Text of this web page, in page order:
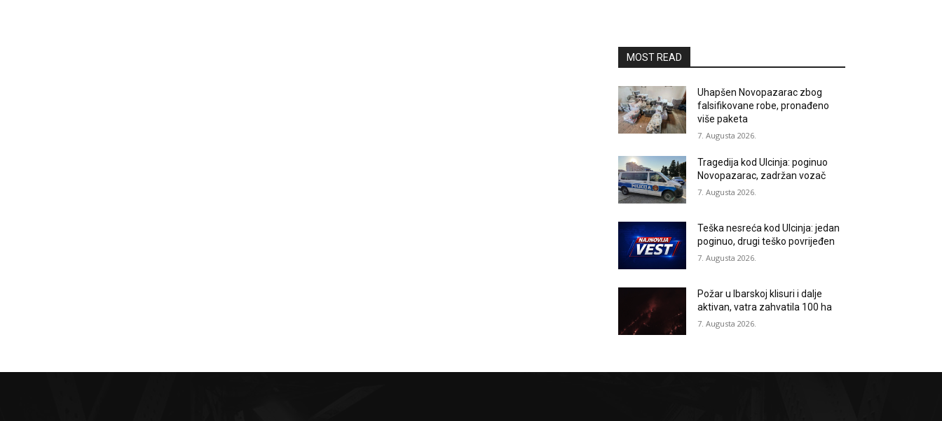
MOST READ
Uhapšen Novopazarac zbog
falsifikovane robe, pronađeno
više paketa
7. Augusta 2026.
Tragedija kod Ulcinja: poginuo
Novopazarac, zadržan vozač
7. Augusta 2026.
Teška nesreća kod Ulcinja: jedan
poginuo, drugi teško povrijeđen
7. Augusta 2026.
Požar u Ibarskoj klisuri i dalje
aktivan, vatra zahvatila 100 ha
7. Augusta 2026.